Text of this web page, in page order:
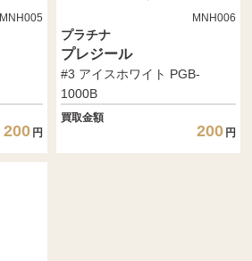
MNH005
200 円
MNH006
プラチナ
プレジール
#3 アイスホワイト PGB-
1000B
買取金額
200 円